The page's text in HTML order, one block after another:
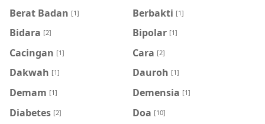
Berat Badan [1] Berbakti [1]
Bidara [2] Bipolar [1]
Cacingan [1] Cara [2]
Dakwah [1] Dauroh [1]
Demam [1] Demensia [1]
Diabetes [2] Doa [10]